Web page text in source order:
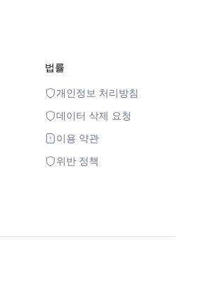
법률
개인정보 처리방침
데이터 삭제 요청
이용 약관
위반 정책